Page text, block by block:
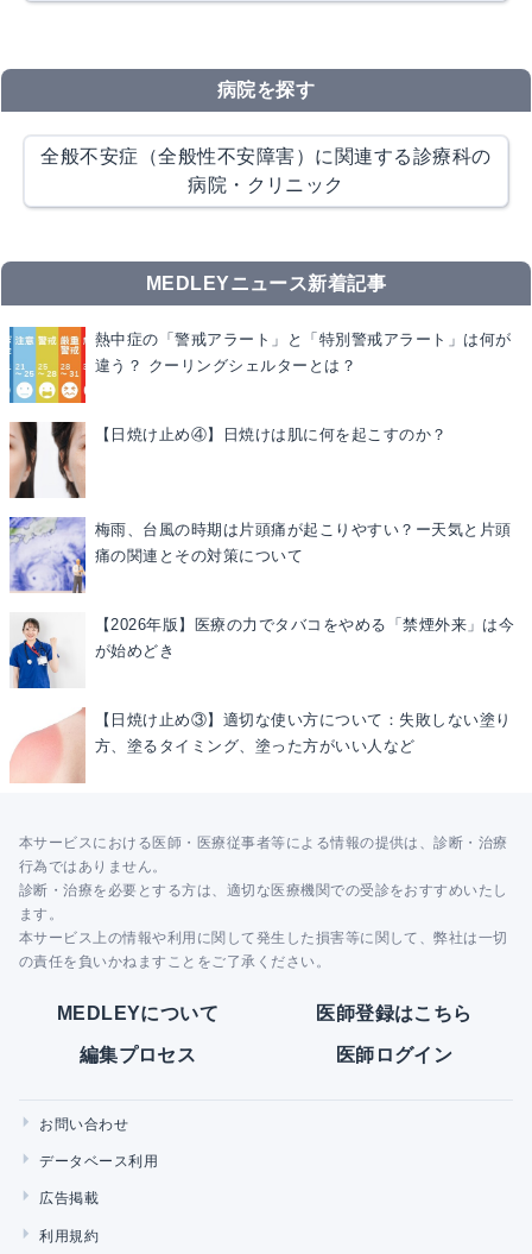
病院を探す
全般不安症（全般性不安障害）に関連する診療科の
病院・クリニック
MEDLEYニュース新着記事
熱中症の「警戒アラート」と「特別警戒アラート」は何が
違う？ クーリングシェルターとは？
【日焼け止め④】日焼けは肌に何を起こすのか？
梅雨、台風の時期は片頭痛が起こりやすい？ー天気と片頭
痛の関連とその対策について
【2026年版】医療の力でタバコをやめる「禁煙外来」は今
が始めどき
【日焼け止め③】適切な使い方について：失敗しない塗り
方、塗るタイミング、塗った方がいい人など
本サービスにおける医師・医療従事者等による情報の提供は、診断・治療
行為ではありません。
診断・治療を必要とする方は、適切な医療機関での受診をおすすめいたし
ます。
本サービス上の情報や利用に関して発生した損害等に関して、弊社は一切
の責任を負いかねますことをご了承ください。
MEDLEYについて 医師登録はこちら
編集プロセス 医師ログイン
お問い合わせ
データベース利用
広告掲載
利用規約